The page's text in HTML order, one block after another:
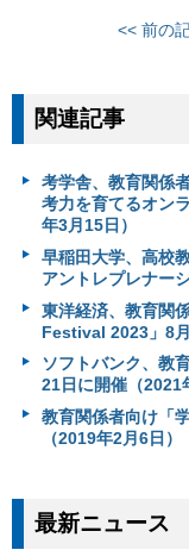
<< 前の
関連記事
考学舎、教育関係
考力を育てるオン
年3月15日）
早稲田大学、高校
アントレプレナー
東洋経済、教育関
Festival 2023」8
ソフトバンク、教
21日に開催（2021
教育関係者向け「
（2019年2月6日）
最新ニュース